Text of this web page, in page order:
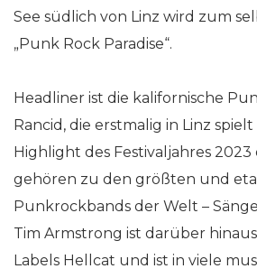
See südlich von Linz wird zum
„Punk Rock Paradise“.
Headliner ist die kalifornische
Rancid, die erstmalig in Linz
Highlight des Festivaljahres 2023
gehören zu den größten und
Punkrockbands der Welt –
Tim Armstrong ist darüber
Labels Hellcat und ist in viele